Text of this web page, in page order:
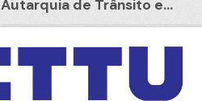
Autarquia de Trânsito e...